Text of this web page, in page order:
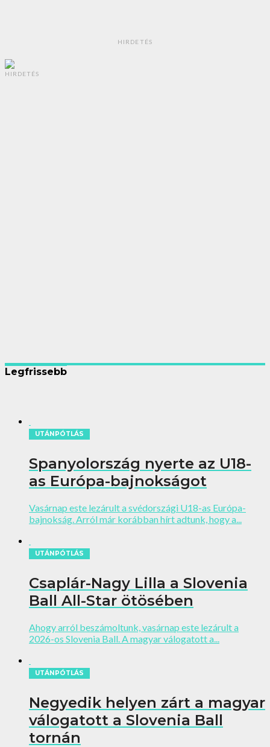
HIRDETÉS
HIRDETÉS
Legfrissebb
UTÁNPÓTLÁS
Spanyolország nyerte az U18-
as Európa-bajnokságot
Vasárnap este lezárult a svédországi U18-as Európa-
bajnokság. Arról már korábban hírt adtunk, hogy a...
UTÁNPÓTLÁS
Csaplár-Nagy Lilla a Slovenia
Ball All-Star ötösében
Ahogy arról beszámoltunk, vasárnap este lezárult a
2026-os Slovenia Ball. A magyar válogatott a...
UTÁNPÓTLÁS
Negyedik helyen zárt a magyar
válogatott a Slovenia Ball
tornán